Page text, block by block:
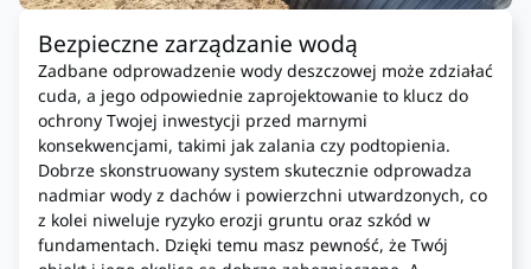
Bezpieczne zarządzanie wodą
Zadbane odprowadzenie wody deszczowej może zdziałać
cuda, a jego odpowiednie zaprojektowanie to klucz do
ochrony Twojej inwestycji przed marnymi
konsekwencjami, takimi jak zalania czy podtopienia.
Dobrze skonstruowany system skutecznie odprowadza
nadmiar wody z dachów i powierzchni utwardzonych, co
z kolei niweluje ryzyko erozji gruntu oraz szkód w
fundamentach. Dzięki temu masz pewność, że Twój